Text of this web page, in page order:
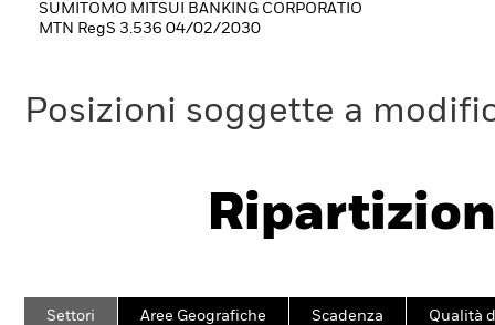
SUMITOMO MITSUI BANKING CORPORATIO
MTN RegS 3.536 04/02/2030
Posizioni soggette a
Settori Aree Geografiche Scadenza Qualità